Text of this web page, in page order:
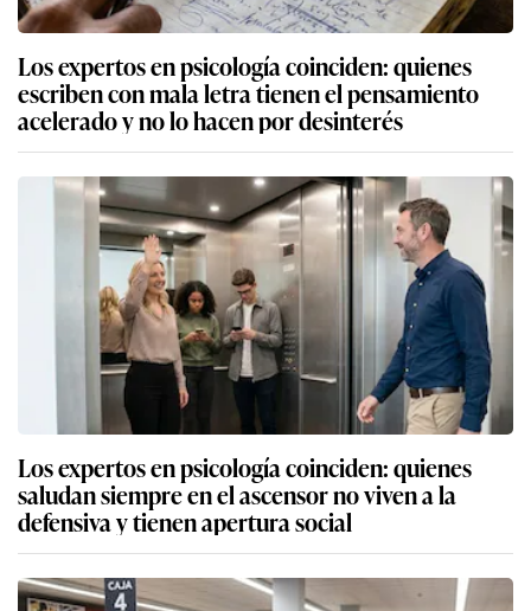
Los expertos en psicología coinciden: quienes
escriben con mala letra tienen el pensamiento
acelerado y no lo hacen por desinterés
Los expertos en psicología coinciden: quienes
saludan siempre en el ascensor no viven a la
defensiva y tienen apertura social